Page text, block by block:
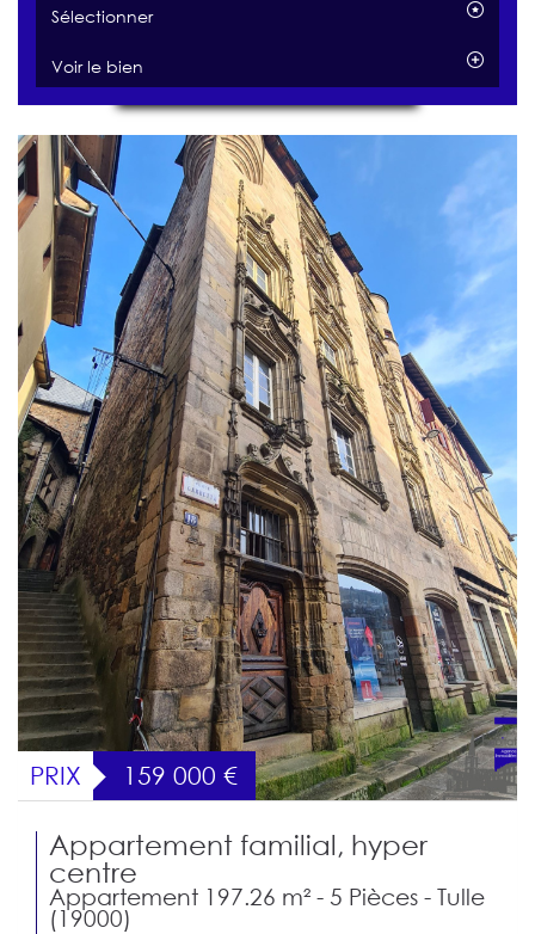
Sélectionner
Voir le bien
PRIX 159 000 €
Appartement familial, hyper
centre
Appartement 197.26 m² - 5 Pièces - Tulle
(19000)